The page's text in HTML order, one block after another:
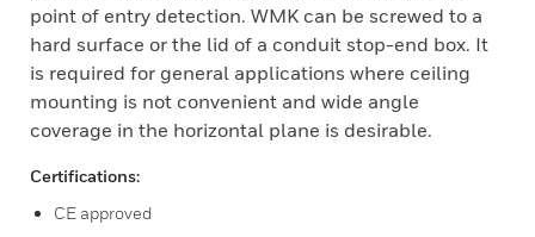
point of entry detection. WMK can be screwed to a
hard surface or the lid of a conduit stop-end box. It
is required for general applications where ceiling
mounting is not convenient and wide angle
coverage in the horizontal plane is desirable.
Certifications:
CE approved